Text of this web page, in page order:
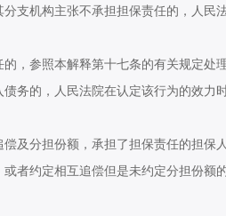
机构主张不承担担保责任的，人民
参照本解释第十七条的有关规定处理
的，人民法院在认定该行为的效力
分担份额，承担了担保责任的担保
者约定相互追偿但是未约定分担份额